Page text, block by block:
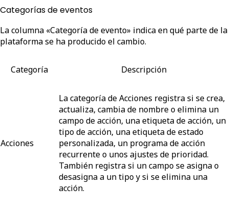
Categorías de eventos
La columna «Categoría de evento» indica en qué parte de la
plataforma se ha producido el cambio.
Categoría Descripción
Acciones
La categoría de Acciones registra si se crea,
actualiza, cambia de nombre o elimina un
campo de acción, una etiqueta de acción, un
tipo de acción, una etiqueta de estado
personalizada, un programa de acción
recurrente o unos ajustes de prioridad.
También registra si un campo se asigna o
desasigna a un tipo y si se elimina una
acción.